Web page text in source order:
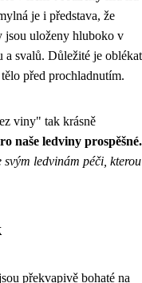
je i představa, že
jsou uloženy hluboko v
a svalů. Důležité je oblékat
před prochladnutím.
viny" tak krásně
naše ledviny prospěšné.
svým ledvinám péči, kterou
překvapivě bohaté na